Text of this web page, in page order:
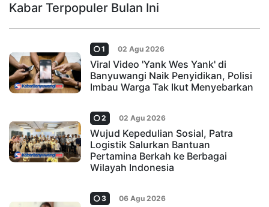
Kabar Terpopuler Bulan Ini
1 02 Agu 2026
Viral Video 'Yank Wes Yank' di
Banyuwangi Naik Penyidikan, Polisi
Imbau Warga Tak Ikut Menyebarkan
2 02 Agu 2026
Wujud Kepedulian Sosial, Patra
Logistik Salurkan Bantuan
Pertamina Berkah ke Berbagai
Wilayah Indonesia
3 06 Agu 2026